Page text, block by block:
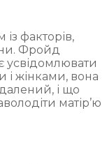
факторів,
Фройд
і жінками, вона
і що
матір’ю